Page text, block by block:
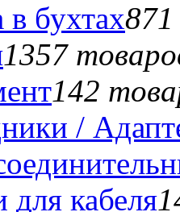
бухтах
1357
142
/
кабеля